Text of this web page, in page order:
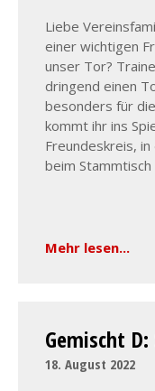
Liebe
einer wichtigen
unser Tor?
dringend einen
besonders für
kommt ihr ins
Freundeskreis,
beim
Mehr lesen...
Gemischt
18. August 2022